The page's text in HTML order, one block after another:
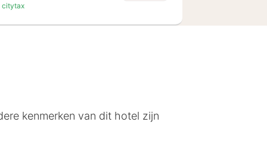
kenmerken van dit hotel zijn